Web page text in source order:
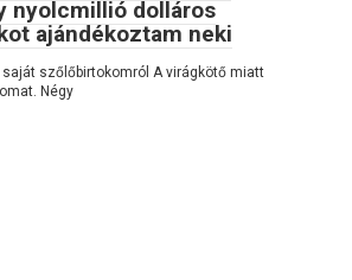
nyolcmillió dolláros
ajándékoztam neki
saját szőlőbirtokomról A virágkötő miatt
Négy